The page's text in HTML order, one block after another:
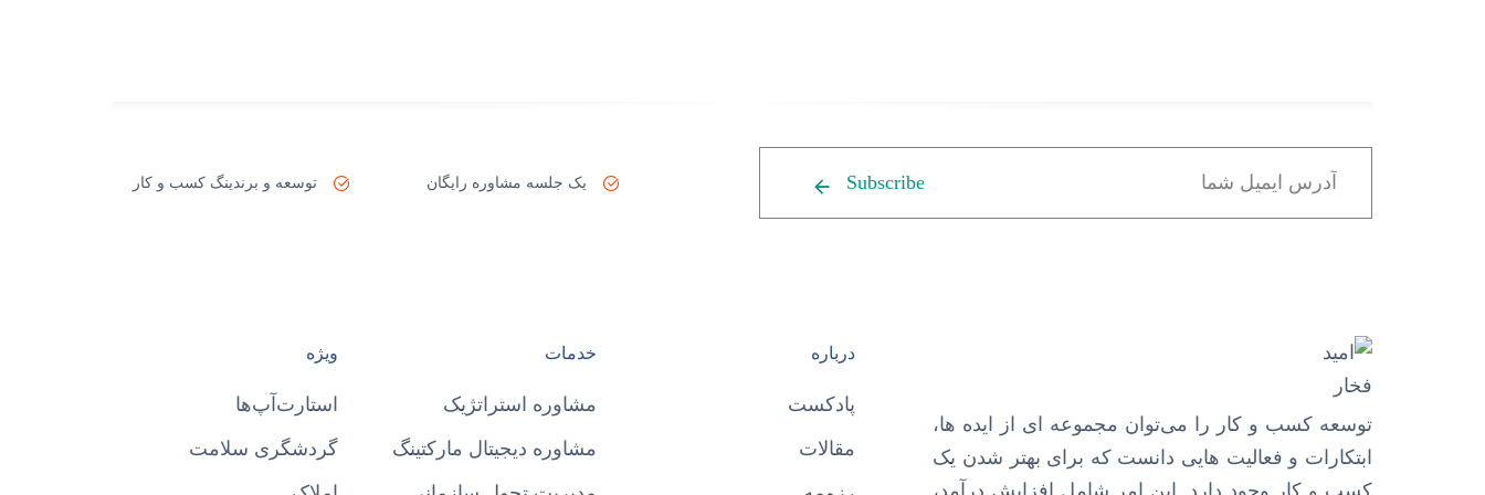
Subscribe یک جلسه مشاوره رایگان توسعه و برندینگ کسب و کار
توسعه کسب و کار را می‌توان مجموعه ای از ایده ها،
ابتکارات و فعالیت هایی دانست که برای بهتر شدن یک
درباره
پادکست
مقالات
خدمات
مشاوره استراتژیک
مشاوره دیجیتال مارکتینگ
ویژه
استارت‌آپ‌ها
گردشگری سلامت